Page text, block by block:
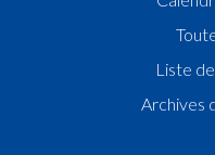
Liste
Archives